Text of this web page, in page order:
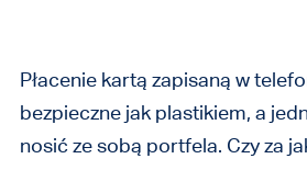
Płacenie kartą zapisaną w
bezpieczne jak plastikiem, a
nosić ze sobą portfela. Czy za